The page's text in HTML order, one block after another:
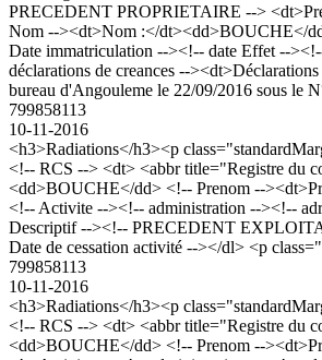
PRECEDENT PROPRIETAIRE -->
Nom --><dt>Nom :</dt><dd>BOUCHE</
Date immatriculation --><!-- date Effet --
déclarations de creances --
bureau d'Angouleme le 22/09/2016 sous le
799858113
10-11-2016
<h3>Radiations</h3><p
<!-- RCS --> <dt> <abbr title="Registre du
<dd>BOUCHE</dd> <!-- Prenom --
<!-- Activite --><!-- administration --><!--
Descriptif --><!-- PRECEDENT
Date de cessation activité --></dl> <p
799858113
10-11-2016
<h3>Radiations</h3><p
<!-- RCS --> <dt> <abbr title="Registre du
<dd>BOUCHE</dd> <!-- Prenom --